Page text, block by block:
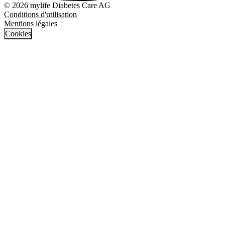
© 2026 mylife Diabetes Care AG
Conditions d'utilisation
Mentions légales
Cookies